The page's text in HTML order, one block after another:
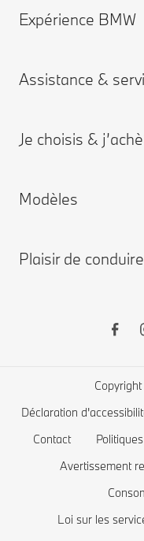
Aide & Contact
Assistance routière
Expérience BMW
Carrières chez BMW
Assistance &
Je réserve un rendez-
Garantie
Je choisis &
Personnalisez la vôtre
BMW d'occasion
Modèles
BMW X
BMW Série 3
BMW Série 2
BMW Série 1
La famille BMW X1
BMW M
Plaisir de
Coût des voitures
Batterie de voiture
Déclaration
Contact
Avertissement
Loi sur les